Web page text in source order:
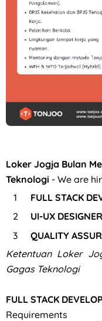
Loker Jogja Bulan
Teknologi - We are
FULL STACK
UI-UX DESIGNER
QUALITY
Ketentuan Loker
Gagas Teknologi
FULL STACK
Requirements